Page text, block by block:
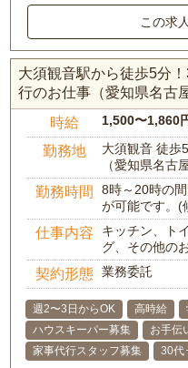
この求
大須観音駅から徒歩5分
行のお仕事（愛知県名古
時給 1,500〜1,860
勤務地
大須観音 徒歩
（愛知県名古
勤務時間
8時～20時の
が可能です。(
仕事内容
キッチン、ト
グ、その他の
契約形態 業務委託
週2〜3日からOK 高時給
ハウスキーパー募集
お手伝
家事代行スタッフ募集
30代